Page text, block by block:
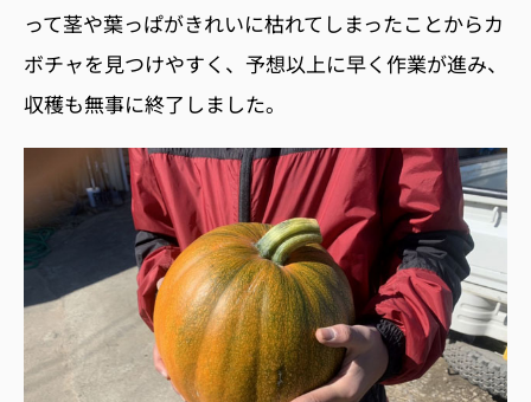
って茎や葉っぱがきれいに枯れてしまったことからカ
ボチャを見つけやすく、予想以上に早く作業が進み、
収穫も無事に終了しました。